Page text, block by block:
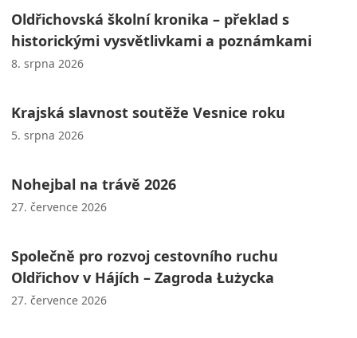
Oldřichovská školní kronika – překlad s
historickými vysvětlivkami a poznámkami
8. srpna 2026
Krajská slavnost soutěže Vesnice roku
5. srpna 2026
Nohejbal na trávě 2026
27. července 2026
Společně pro rozvoj cestovního ruchu
Oldřichov v Hájích – Zagroda Łużycka
27. července 2026